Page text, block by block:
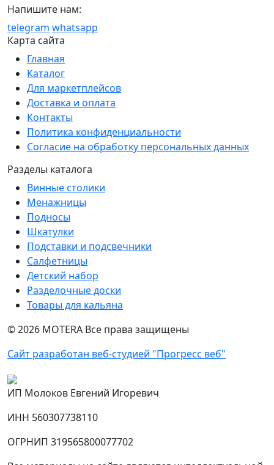
Напишите нам:
telegram whatsapp
Карта сайта
Главная
Каталог
Для маркетплейсов
Доставка и оплата
Контакты
Политика конфиденциальности
Согласие на обработку персональных данных
Разделы каталога
Винные столики
Менажницы
Подносы
Шкатулки
Подставки и подсвечники
Салфетницы
Детский набор
Разделочные доски
Товары для кальяна
©2026 MOTERA Все права защищены
Сайт разработан веб-студией "Прогресс веб"
ИП Молоков Евгений Игоревич
ИНН 560307738110
ОГРНИП 319565800077702